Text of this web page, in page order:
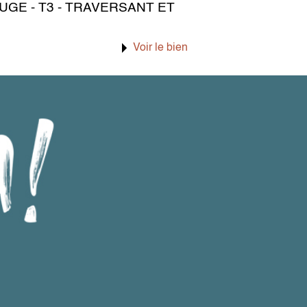
- T3 - TRAVERSANT ET
Voir le bien